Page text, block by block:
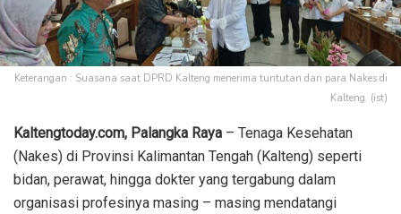
Keterangan : Suasana saat DPRD Kalteng menerima tuntutan dari para Nakes di
Kalteng. (ist)
Kaltengtoday.com, Palangka Raya – Tenaga Kesehatan
(Nakes) di Provinsi Kalimantan Tengah (Kalteng) seperti
bidan, perawat, hingga dokter yang tergabung dalam
organisasi profesinya masing – masing mendatangi